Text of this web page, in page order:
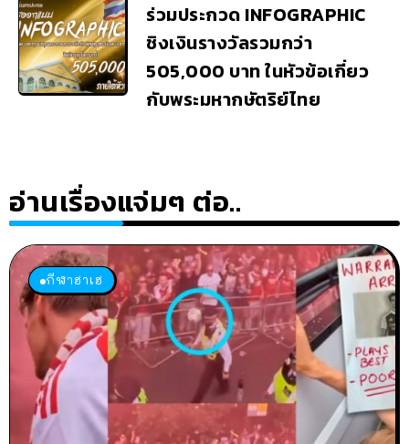
ร่วมประกวด INFOGRAPHIC
ชิงเงินรางวัลรวมกว่า
505,000 บาท ในหัวข้อเกี่ยว
กับพระมหากษัตริย์ไทย
อ่านเรื่องแจ่มๆ ต่อ..
กีฬาฮาเฮ